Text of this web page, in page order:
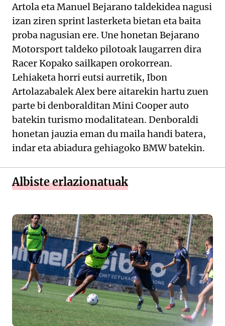
Artola eta Manuel Bejarano taldekidea nagusi
izan ziren sprint lasterketa bietan eta baita
proba nagusian ere. Une honetan Bejarano
Motorsport taldeko pilotoak laugarren dira
Racer Kopako sailkapen orokorrean.
Lehiaketa horri eutsi aurretik, Ibon
Artolazabalek Alex bere aitarekin hartu zuen
parte bi denboralditan Mini Cooper auto
batekin turismo modalitatean. Denboraldi
honetan jauzia eman du maila handi batera,
indar eta abiadura gehiagoko BMW batekin.
Albiste erlazionatuak